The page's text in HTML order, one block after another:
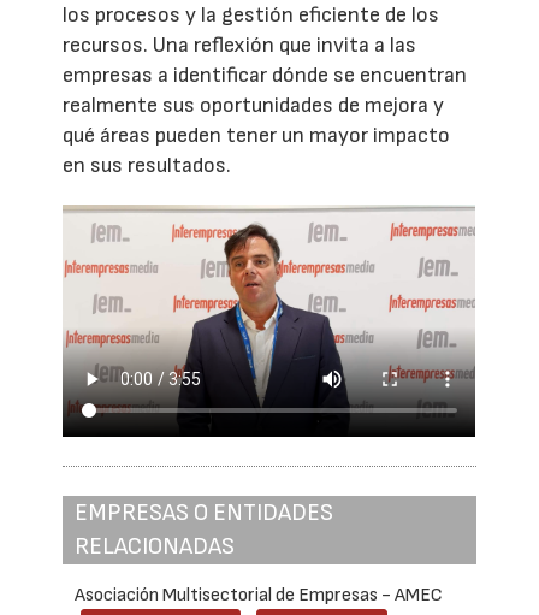
los procesos y la gestión eficiente de los
recursos. Una reflexión que invita a las
empresas a identificar dónde se encuentran
realmente sus oportunidades de mejora y
qué áreas pueden tener un mayor impacto
en sus resultados.
EMPRESAS O ENTIDADES
RELACIONADAS
Asociación Multisectorial de Empresas - AMEC